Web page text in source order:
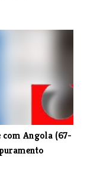
com Angola (67-